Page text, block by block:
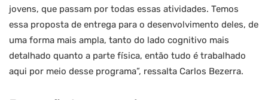
jovens, que passam por todas essas atividades. Temos
essa proposta de entrega para o desenvolvimento deles, de
uma forma mais ampla, tanto do lado cognitivo mais
detalhado quanto a parte física, então tudo é trabalhado
aqui por meio desse programa”, ressalta Carlos Bezerra.